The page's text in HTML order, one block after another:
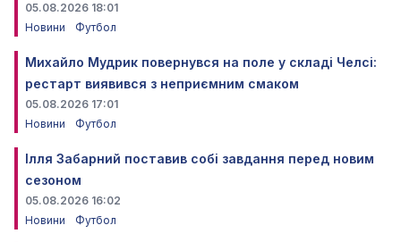
05.08.2026 18:01
Новини
Футбол
Михайло Мудрик повернувся на поле у складі Челсі:
рестарт виявився з неприємним смаком
05.08.2026 17:01
Новини
Футбол
Ілля Забарний поставив собі завдання перед новим
сезоном
05.08.2026 16:02
Новини
Футбол